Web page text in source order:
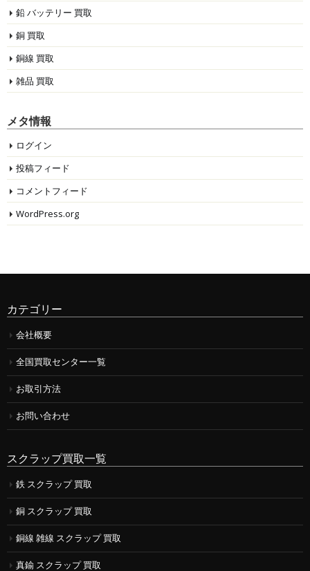
鉛 バッテリー 買取
銅 買取
銅線 買取
雑品 買取
メタ情報
ログイン
投稿フィード
コメントフィード
WordPress.org
カテゴリー
会社概要
全国買取センター一覧
お取引方法
お問い合わせ
スクラップ買取一覧
鉄 スクラップ 買取
銅 スクラップ 買取
銅線 雑線 スクラップ 買取
真鍮 スクラップ 買取